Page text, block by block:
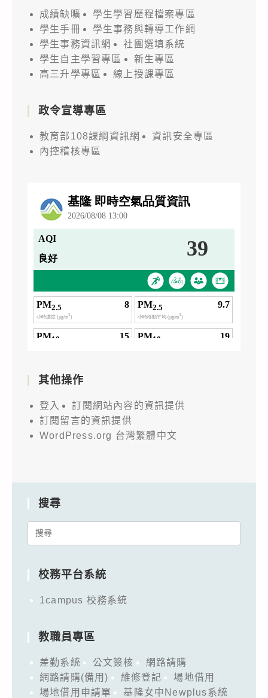
成績缺曠
學生學習歷程檔案專區
學生手冊
學生事務與轉導工作網
學生事務資訊網
社團選填系統
學生自主學習專區
新生專區
高三升學專區
線上授課專區
政令宣導專區
教育部108課綱資訊網
資訊安全專區
內控稽核專區
其他操作
登入
訂閱網站內容的資訊提供
訂閱留言的資訊提供
WordPress.org 台灣繁體中文
搜尋
Search
校務平台系統
1campus 校務系統
教職員專區
差勤系統 公文簽核
網路請購
網路請購(備用)
維修登記
場地借用
場地借用申請單
基隆女中Newplus系統